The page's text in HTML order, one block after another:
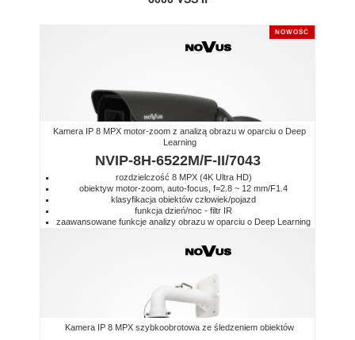
NOWOŚĆ
Kamera IP 8 MPX motor-zoom z analizą obrazu w oparciu o Deep
Learning
NVIP-8H-6522M/F-II/7043
rozdzielczość 8 MPX (4K Ultra HD)
obiektyw motor-zoom, auto-focus, f=2.8 ~ 12 mm/F1.4
klasyfikacja obiektów człowiek/pojazd
funkcja dzień/noc - filtr IR
zaawansowane funkcje analizy obrazu w oparciu o Deep Learning
Kamera IP 8 MPX szybkoobrotowa ze śledzeniem obiektów